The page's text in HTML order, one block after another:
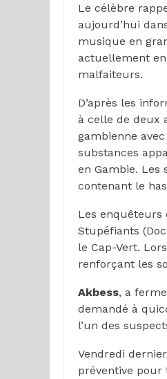
Le célèbre
aujourd’hui
musique en
actuellement
malfaiteurs.
D’après les
à celle de deux
gambienne
substances
en Gambie.
contenant le
Les enquêteurs
Stupéfiants
le Cap-Vert.
renforçant les
Akbess, a
demandé à
l’un des
Vendredi
préventive